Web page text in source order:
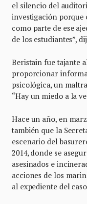
el silencio del
investigación porque
como parte de ese
de los estudiantes”,
Beristain fue tajante
proporcionar
psicológica, un
“Hay un miedo a la
Hace un año, en
también que la
escenario del
2014, donde se
asesinados e
acciones de los
al expediente del